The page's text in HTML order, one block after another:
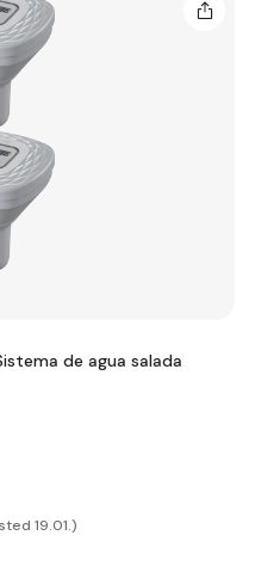
de agua salada
19.01.)